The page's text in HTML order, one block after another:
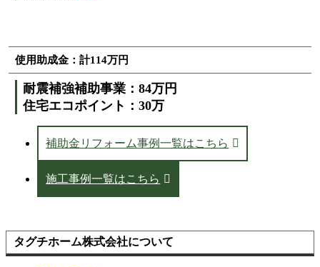
使用助成金：計114万円
耐震補強補助事業：84万円
住宅エコポイント：30万
補助金リフォーム事例一覧はこちら
施工事例一覧はこちら
タグチホーム株式会社について